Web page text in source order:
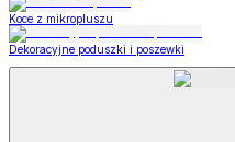
Koce z mikropluszu
Dekoracyjne poduszki i poszewki